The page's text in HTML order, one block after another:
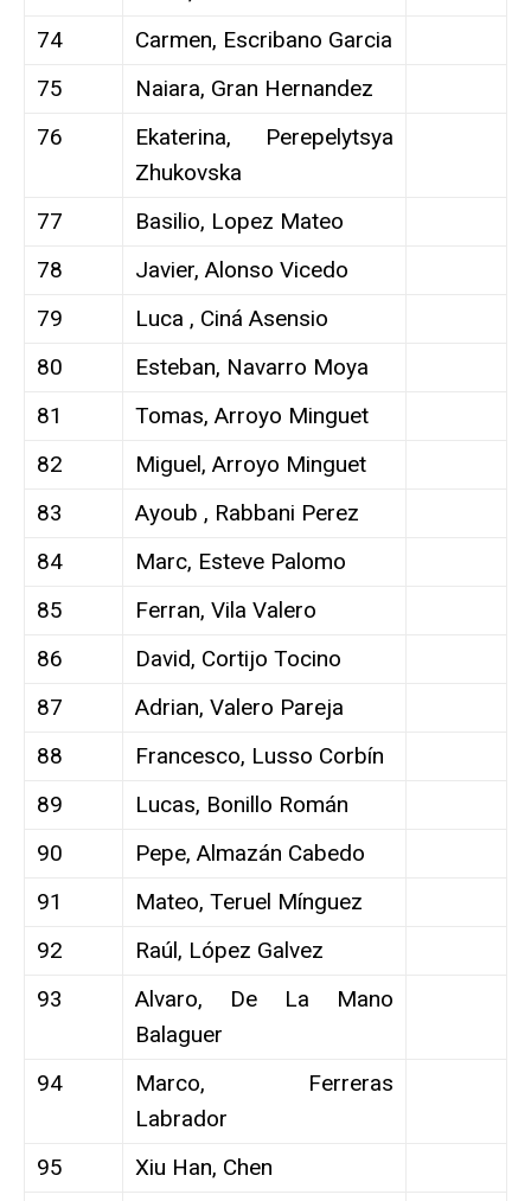
74
Carmen, Escribano Garcia
75
Naiara, Gran Hernandez
76
Ekaterina, Perepelytsya
Zhukovska
77
Basilio, Lopez Mateo
78
Javier, Alonso Vicedo
79
Luca , Ciná Asensio
80
Esteban, Navarro Moya
81
Tomas, Arroyo Minguet
82
Miguel, Arroyo Minguet
83
Ayoub , Rabbani Perez
84
Marc, Esteve Palomo
85
Ferran, Vila Valero
86
David, Cortijo Tocino
87
Adrian, Valero Pareja
88
Francesco, Lusso Corbín
89
Lucas, Bonillo Román
90
Pepe, Almazán Cabedo
91
Mateo, Teruel Mínguez
92
Raúl, López Galvez
93
Alvaro, De La Mano
Balaguer
94
Marco, Ferreras
Labrador
95
Xiu Han, Chen